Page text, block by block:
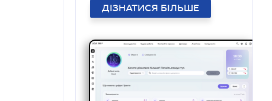
ДІЗНАТИСЯ БІЛЬШЕ